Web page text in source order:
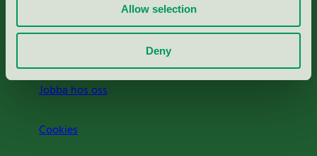
Allow selection
Deny
Jobba hos oss
Cookies